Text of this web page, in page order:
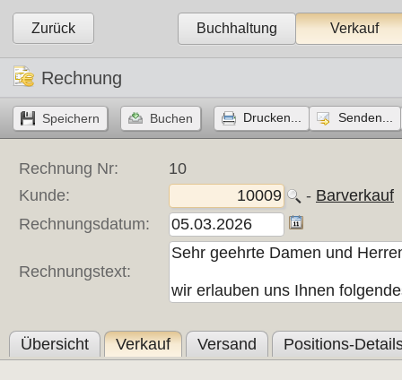
Zurück Buchhaltung Verkauf
Rechnung
Drucken... Senden...
Rechnung Nr:
10
Kunde:
- Barverkauf
Rechnungsdatum:
Rechnungstext:
Übersicht Verkauf Versand Positions-